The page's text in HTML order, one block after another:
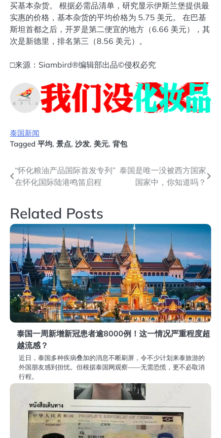
买基本杂货。 根据必需品清单，研究显示伊斯兰堡提供最
实惠的价格，基本杂货的平均价格为 5.75 美元。 在巴基
斯坦首都之后，开罗是第二便宜的地方（6.66 美元），其
次是新德里，排名第三（8.56 美元）。
□来源：Siambird®编辑部出品©侵权必究
泰国新闻
Tagged 平均, 景点, 沙发, 美元, 背包
文
章
导
航
“怀化粮油产品国际首发专列”
在怀化国际陆港鸣笛启程
泰国是唯一没被西方国家
国家中，你知道吗？
Related Posts
泰国一周新增新冠患者逾8000例！这一情况严重程度超
越流感？
近日，泰国多种疾病叠加的消息不断刷屏，令不少计划来泰旅游的
外国朋友感到担忧。但根据泰国网观察——无需恐慌，更不必取消
行程。